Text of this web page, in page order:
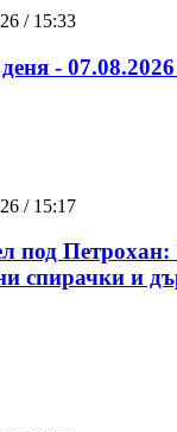
/ 15:33
- 07.08.2026
/ 15:17
под Петрохан:
спирачки и